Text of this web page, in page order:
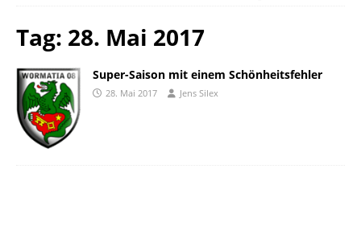
Tag: 28. Mai 2017
Super-Saison mit einem Schönheitsfehler
28. Mai 2017 Jens Silex